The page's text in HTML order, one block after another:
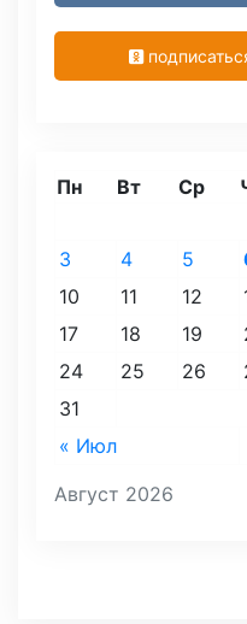
Август 2026
Пн Вт Ср
« Июл
3
4 5
10
11 12
17
18 19
24
25 26
31